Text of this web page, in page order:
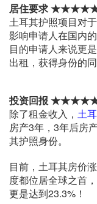
居住要求
土耳其护照项目对
影响申请人在国内
目的申请人来说更
出租，获得身份的
投资回报
除了租金收入， 土
房产3年，3年后房
其护照身份。
目前，土耳其房价
度都位居全球之首
更是达到23.3%！